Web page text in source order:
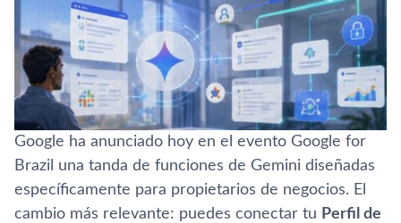
Google ha anunciado hoy en el evento Google for
Brazil una tanda de funciones de Gemini diseñadas
específicamente para propietarios de negocios. El
cambio más relevante: puedes conectar tu Perfil de